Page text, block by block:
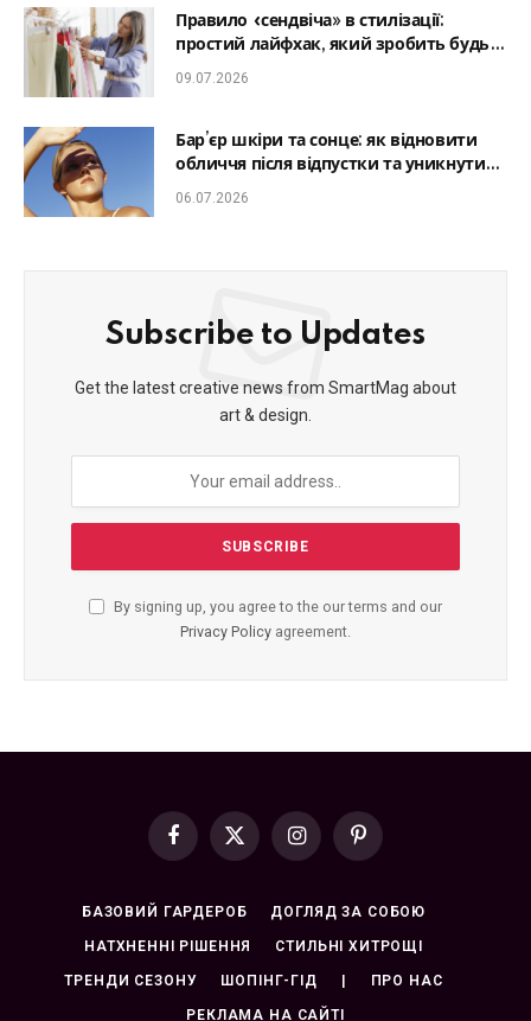
Правило «сендвіча» в стилізації:
простий лайфхак, який зробить будь-
який образ гармонійним
09.07.2026
Бар’єр шкіри та сонце: як відновити
обличчя після відпустки та уникнути
фотостаріння
06.07.2026
Subscribe to Updates
Get the latest creative news from SmartMag about
art & design.
By signing up, you agree to the our terms and our
Privacy Policy agreement.
Facebook
X
InstagramPinterest
БАЗОВИЙ ГАРДЕРОБ ДОГЛЯД ЗА СОБОЮ
НАТХНЕННІ РІШЕННЯ СТИЛЬНІ ХИТРОЩІ
ТРЕНДИ СЕЗОНУ ШОПІНГ-ГІД | ПРО НАС
РЕКЛАМА НА САЙТІ